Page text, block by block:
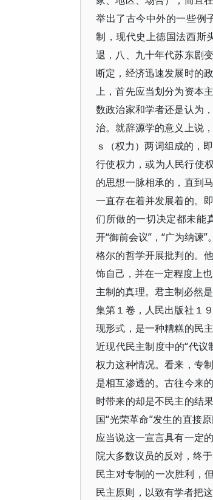
举出了古今中外的一些例
制，现代史上德国法西斯
退，八、九十年代苏东剧
断定，经济迅速发展时的
上，首先应当划分为资本
数政治家和学者还是认为
治。就辞源学的意义上说
ｓ（权力）两词组成的，
行使权力，或为人民行使
的思想一脉相承的，直到
一直存在着并发展着的。
们所做的一切决定都未能
开“御前会议”，“广为纳谏
格尔的哲学开展批判的。
饰自己，并在一定程度上
主制的真理。君主制必然
集第１卷，人民出版社１
现形式，是一种糟糕的民
近现代民主制度中的“代
权力这种情况。看来，专
是相互渗透的。古往今来
时带来的却是不民主的结
国“光荣革命”发生的直接
应当说这一宣言具有一定
院大多数议员的反对，终
民主对专制的一次胜利，
民主原则，以致有学者把